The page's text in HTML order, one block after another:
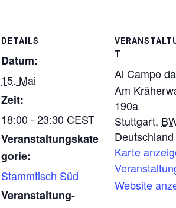
DETAILS
Datum:
15. Mai
Zeit:
18:00 - 23:30 CEST
Veranstaltungskate
gorie:
Stammtisch Süd
Veranstaltung-
T
Al Campo
Am
190a
Stuttgart,
Deutschland
Karte
Website